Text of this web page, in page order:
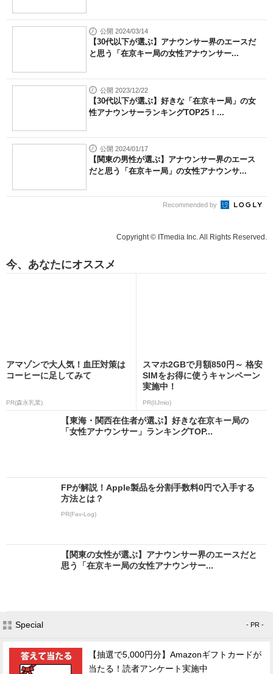
公開 2024/03/14
【30代以下が選ぶ】アナウンサー界のエースだ
と思う「在京キー局の女性アナウンサー...
公開 2023/12/22
【30代以下が選ぶ】好きな「在京キー局」の女
性アナウンサーランキングTOP25！...
公開 2024/01/17
【関東の男性が選ぶ】アナウンサー界のエース
だと思う「在京キー局」の女性アナウンサ...
Recommended by
Copyright © ITmedia Inc. All Rights Reserved.
今、あなたにオススメ
アマゾンで大人気！血圧対策は
コーヒーに足してみて
PR(森永乳業)
スマホ2GBで月額850円～ 格安
SIMをお得に使うキャンペーン
実施中！
PR(IIJmio)
【東海・関西在住者が選ぶ】好きな在京キー局の
「女性アナウンサー」ランキングTOP...
FPが解説！Apple製品を分割手数料0円で入手する
方法とは？
PR(Fav-Log)
【関東の女性が選ぶ】アナウンサー界のエースだと
思う「在京キー局の女性アナウンサー...
Special - PR -
【抽選で5,000円分】Amazonギフトカードが
当たる！読者アンケート実施中